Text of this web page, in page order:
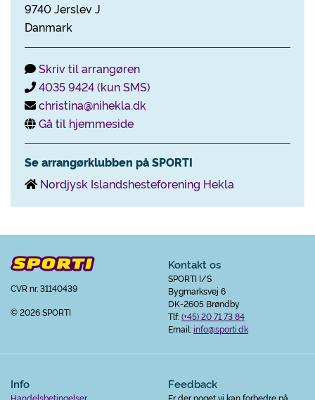
9740 Jerslev J
Danmark
Skriv til arrangøren
4035 9424 (kun SMS)
christina@nihekla.dk
Gå til hjemmeside
Se arrangørklubben på SPORTI
Nordjysk Islandshesteforening Hekla
CVR nr. 31140439
© 2026 SPORTI
Kontakt os
SPORTI I/S
Bygmarksvej 6
DK-2605 Brøndby
Tlf:(+45) 20 71 73 84
Email:info@sporti.dk
Info
Handelsbetingelser
Feedback
Er der noget vi kan forbedre på